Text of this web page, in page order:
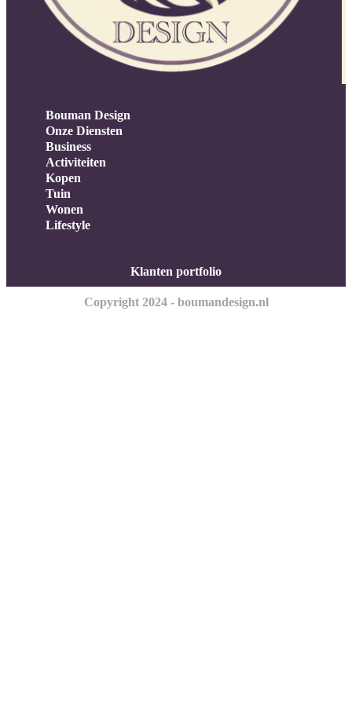
Bouman Design
Onze Diensten
Business
Activiteiten
Kopen
Tuin
Wonen
Lifestyle
Klanten portfolio
Copyright 2024 - boumandesign.nl